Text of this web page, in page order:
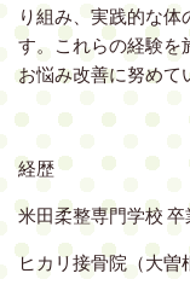
り組み、実践的な体
す。これらの経験を
お悩み改善に努めて
経歴
米田柔整専門学校 卒
ヒカリ接骨院（大曽